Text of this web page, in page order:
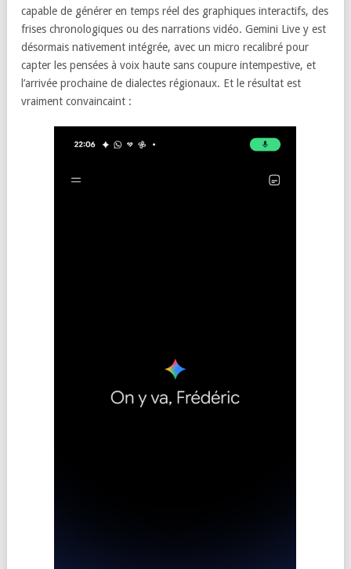
capable de générer en temps réel des graphiques interactifs, des
frises chronologiques ou des narrations vidéo. Gemini Live y est
désormais nativement intégrée, avec un micro recalibré pour
capter les pensées à voix haute sans coupure intempestive, et
l’arrivée prochaine de dialectes régionaux. Et le résultat est
vraiment convaincaint :